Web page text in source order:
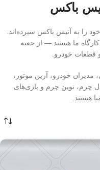
باکس
خود را به آتیس باکس سپرده‌اند.
ما هستند — از جعبه
قطعات خودرو.
خودرو، آرین موتور،
چرم، نوین چرم و بازی‌های
هستند.